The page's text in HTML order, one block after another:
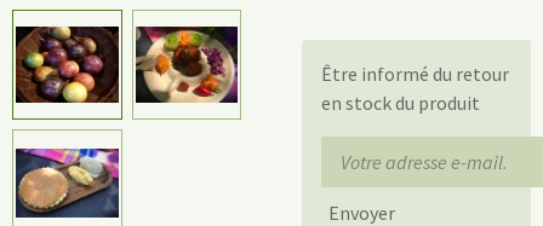
Être informé du retour
en stock du produit
Envoyer